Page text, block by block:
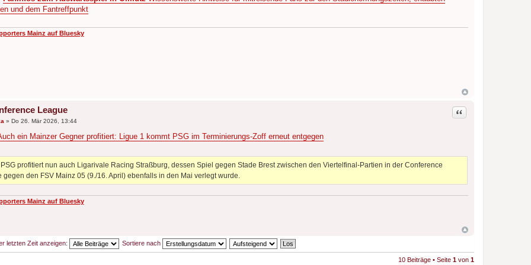
und dem Fantreffpunkt
Mainz auf Bluesky
League Zitat
» Do 26. Mär 2026, 13:44
ein Mainzer Gegner profitiert: Ligue 1 kommt PSG im Terminierungs-Zoff erneut entgegen
profitiert nun auch Ligarivale Racing Straßburg, dessen Spiel gegen Stade Brest zwischen den Viertelfinal-Partien in der Conference
gegen den FSV Mainz 05 (9./16. April) ebenfalls in den Mai verlegt wurde.
Mainz auf Bluesky
letzten Zeit anzeigen: Sortiere nach
10 Beiträge • Seite 1 von 1